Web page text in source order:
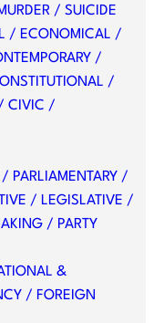
/ SUICIDE
/ ECONOMICAL /
/
/
/ CIVIC /
PARLIAMENTARY /
/ LEGISLATIVE /
/ PARTY
&
/ FOREIGN